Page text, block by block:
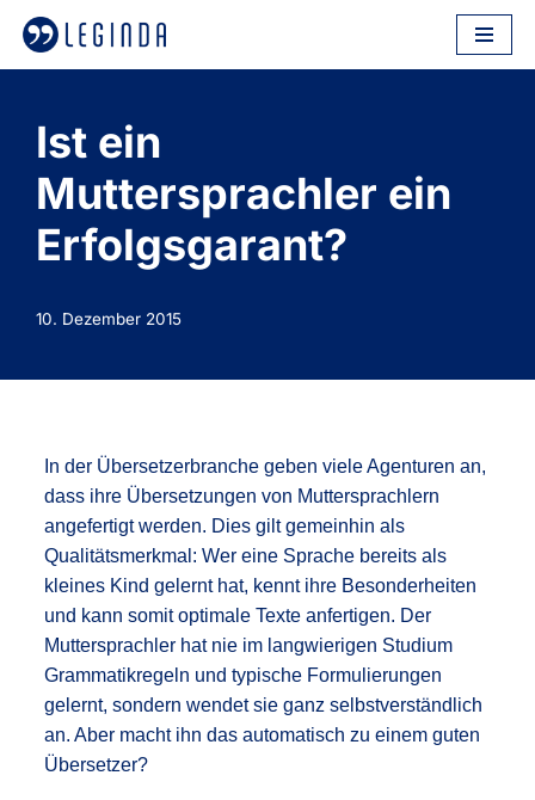
Zum
springen
Ist ein
Muttersprachler ein
Erfolgsgarant?
10. Dezember 2015
In der Übersetzerbranche geben viele Agenturen an,
dass ihre Übersetzungen von Muttersprachlern
angefertigt werden. Dies gilt gemeinhin als
Qualitätsmerkmal: Wer eine Sprache bereits als
kleines Kind gelernt hat, kennt ihre Besonderheiten
und kann somit optimale Texte anfertigen. Der
Muttersprachler hat nie im langwierigen Studium
Grammatikregeln und typische Formulierungen
gelernt, sondern wendet sie ganz selbstverständlich
an. Aber macht ihn das automatisch zu einem guten
Übersetzer?